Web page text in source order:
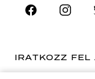
IRATKOZZ FEL